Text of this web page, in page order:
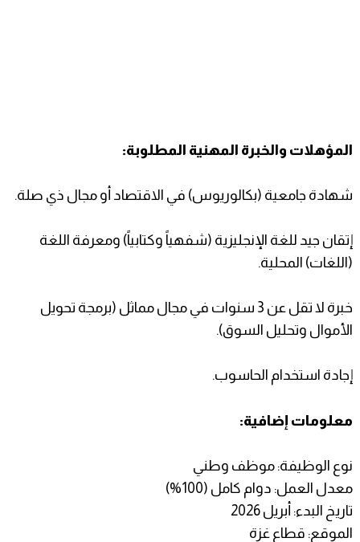
المؤهلات والخبرة المهنية المطلوبة:
شهادة جامعية (بكالوريوس) في الاقتصاد أو مجال ذي صلة.
إتقان جيد للغة الإنجليزية (شفهياً وكتابياً) ومعرفة اللغة
(اللغات) المحلية.
خبرة لا تقل عن 3 سنوات في مجال مماثل (برمجة تحويل
الأموال وتحليل السوق).
إجادة استخدام الحاسوب.
معلومات إضافية:
نوع الوظيفة: موظف وطني
معدل العمل: دوام كامل (100%)
تاريخ البدء: أبريل 2026
الموقع: قطاع غزة